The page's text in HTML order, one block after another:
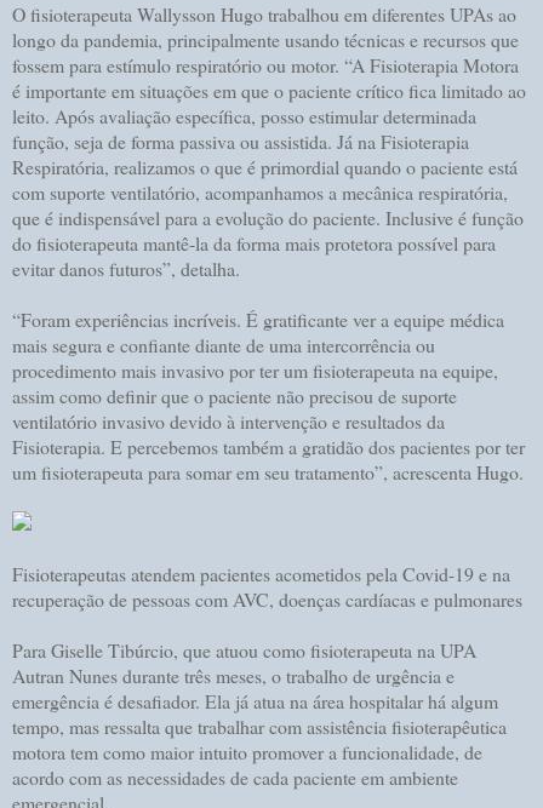
O fisioterapeuta Wallysson Hugo trabalhou em diferentes UPAs ao
longo da pandemia, principalmente usando técnicas e recursos que
fossem para estímulo respiratório ou motor. “A Fisioterapia Motora
é importante em situações em que o paciente crítico fica limitado ao
leito. Após avaliação específica, posso estimular determinada
função, seja de forma passiva ou assistida. Já na Fisioterapia
Respiratória, realizamos o que é primordial quando o paciente está
com suporte ventilatório, acompanhamos a mecânica respiratória,
que é indispensável para a evolução do paciente. Inclusive é função
do fisioterapeuta mantê-la da forma mais protetora possível para
evitar danos futuros”, detalha.
“Foram experiências incríveis. É gratificante ver a equipe médica
mais segura e confiante diante de uma intercorrência ou
procedimento mais invasivo por ter um fisioterapeuta na equipe,
assim como definir que o paciente não precisou de suporte
ventilatório invasivo devido à intervenção e resultados da
Fisioterapia. E percebemos também a gratidão dos pacientes por ter
um fisioterapeuta para somar em seu tratamento”, acrescenta Hugo.
Fisioterapeutas atendem pacientes acometidos pela Covid-19 e na
recuperação de pessoas com AVC, doenças cardíacas e pulmonares
Para Giselle Tibúrcio, que atuou como fisioterapeuta na UPA
Autran Nunes durante três meses, o trabalho de urgência e
emergência é desafiador. Ela já atua na área hospitalar há algum
tempo, mas ressalta que trabalhar com assistência fisioterapêutica
motora tem como maior intuito promover a funcionalidade, de
acordo com as necessidades de cada paciente em ambiente